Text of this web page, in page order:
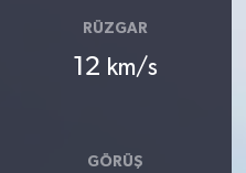
RÜZGAR
12 km/s
GÖRÜŞ